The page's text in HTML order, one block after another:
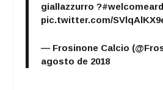
giallazzurro ?
pic.twitter.com/
— Frosinone Calcio
agosto de 2018